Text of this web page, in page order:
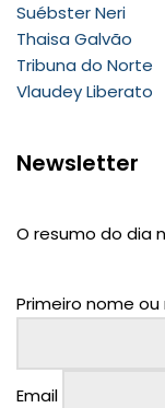
Suébster Neri
Thaisa Galvão
Tribuna do Norte
Vlaudey Liberato
Newsletter
O resumo do dia
Primeiro nome
Email